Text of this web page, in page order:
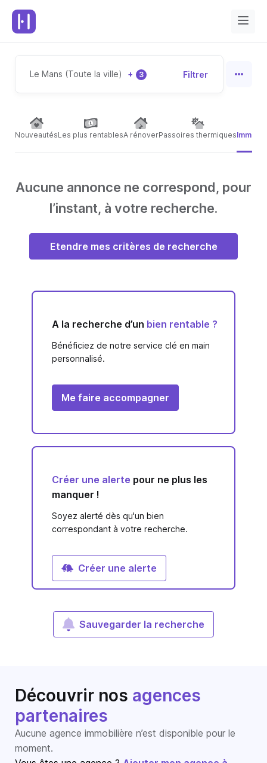
Le Mans (Toute la ville) + 3 Filtrer
NouveautésLes plus rentablesA rénoverPassoires thermiques
Aucune annonce ne correspond, pour
l’instant, à votre recherche.
Etendre mes critères de recherche
A la recherche d’un bien rentable ?
Bénéficiez de notre service clé en main
personnalisé.
Me faire accompagner
Créer une alerte pour ne plus les
manquer !
Soyez alerté dès qu'un bien
correspondant à votre recherche.
Créer une alerte
Sauvegarder la recherche
Découvrir nos agences
partenaires
Aucune agence immobilière n’est disponible pour le
moment.